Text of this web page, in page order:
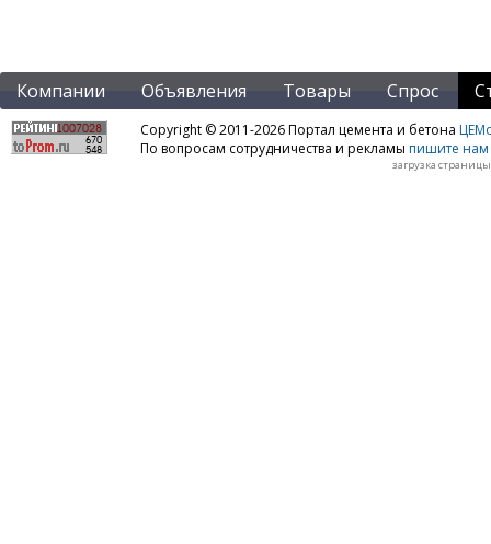
Компании Объявления Товары Спрос
Copyright © 2011-2026 Портал цемента и бетона
По вопросам сотрудничества и рекламы пишите нам
загрузка